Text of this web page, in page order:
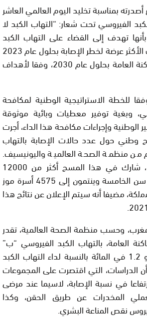
بمناسبة تخليد اليوم العالمي العاشر
الفيروسي تحت شعار: “التهاب الكبد لا
بأنها تهدف إلى القضاء على التهاب الكبد
الفيروسي ضمن الفئات الأكثر عرضة لخطر الإصابة بحلول عام 2023
والقضاء عليه بين الساكنة العامة بحلول عام 2030، وفقا لأهداف
للخطة الاستراتيجية الوطنية لمكافحة
وبغية توفير معطيات وبائية موثوقة
الوطنية وإجراءات مكافحة هذا الداء، أجرت
وطني حول عدد حالات الإصابة بالتهاب
من منظمة الصحة العالمية واليونيسيف.
وحسب المصدر ذاته ، شارك في هذا المسح أكثر من 12000
شخصا تفوق أعمارهم سن الخامسة وينتمون إلى 4575 أسرة موز
مضيفا أنه سيتم الإعلان عن نتائج هذا
وحسب منظمة الصحة العالمية، تقدر
العامة، بالتهاب الكبد الفيروسي “ب”
بنحو 2.5 في المائة، و 1.2 في المائة بالنسبة لداء التهاب الكبد
الدراسات، التي اقتصرت على المجموعات
في نسبة الإصابة، لاسيما عند مرضى
المخدرات عن طريق الحقن، وكذا
نقص المناعة البشري.